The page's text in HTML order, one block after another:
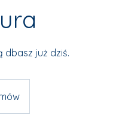
dbasz już dziś.